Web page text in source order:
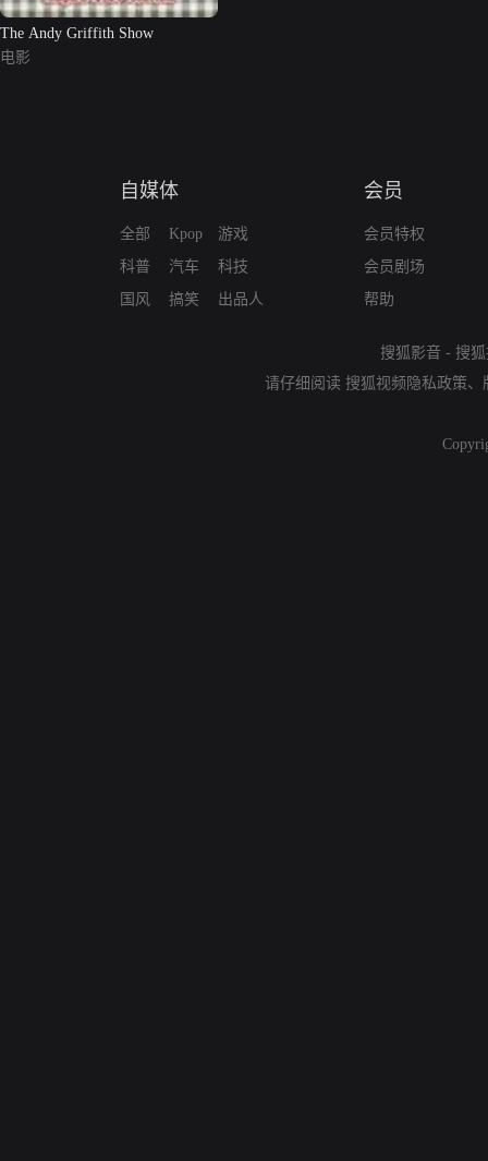
The Andy Griffith Show
电影
自媒体
全部
科普
国风
Kpop
汽车
搞笑
游戏
科技
出品人
会员
会员特权
会员剧场
帮助
搜狐影音 - 搜
请仔细阅读 搜狐视频隐私政策、